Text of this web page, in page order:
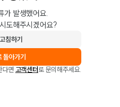
가 발생했어요.
도해주시겠어요?
침하기
돌아가기
다면 고객센터로 문의해주세요.